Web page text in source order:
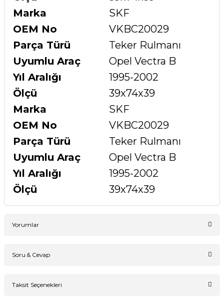
Marka
SKF
OEM No
VKBC20029
Parça Türü
Teker Rulmanı
Uyumlu Araç
Opel Vectra B
Yıl Aralığı
1995-2002
Ölçü
39x74x39
Marka
SKF
OEM No
VKBC20029
Parça Türü
Teker Rulmanı
Uyumlu Araç
Opel Vectra B
Yıl Aralığı
1995-2002
Ölçü
39x74x39
Yorumlar
Soru & Cevap
Taksit Seçenekleri